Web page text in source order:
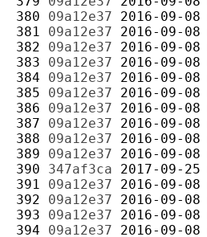
380 09a12e37 2016-09-08
381 09a12e37 2016-09-08
382 09a12e37 2016-09-08
383 09a12e37 2016-09-08
384 09a12e37 2016-09-08
385 09a12e37 2016-09-08
386 09a12e37 2016-09-08
387 09a12e37 2016-09-08
388 09a12e37 2016-09-08
389 09a12e37 2016-09-08
390 347af3ca 2017-09-25
391 09a12e37 2016-09-08
392 09a12e37 2016-09-08
393 09a12e37 2016-09-08
394 09a12e37 2016-09-08